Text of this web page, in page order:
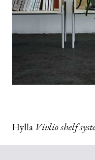
Hylla Vivlioshelf